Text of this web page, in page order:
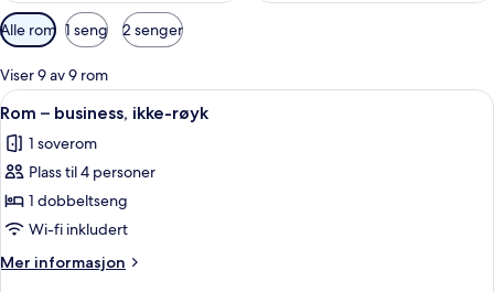
Tilgjengelige
filtre
for
rom
Alle rom 1 seng 2 senger
Viser 9 av 9 rom
Åpne
alle
bildene
av
Rom
–
business,
ikke-
Rom – business, ikke-røyk | Utsikt fra
10
Rom – business, ikke-røyk
1 soverom
Plass til 4 personer
1 dobbeltseng
Wi-fi inkludert
Mer informasjon
Mer